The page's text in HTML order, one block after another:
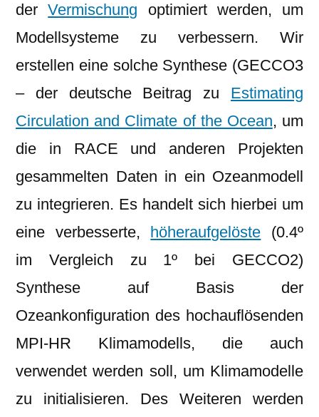
derVermischung optimiert werden, um
Modellsysteme zu verbessern. Wir
erstellen eine solche Synthese (GECCO3
– der deutsche Beitrag zu Estimating
Circulation and Climate of the Ocean, um
die in RACE und anderen Projekten
gesammelten Daten in ein Ozeanmodell
zu integrieren. Es handelt sich hierbei um
eine verbesserte, höheraufgelöste (0.4º
im Vergleich zu 1º bei GECCO2)
Synthese auf Basis der
Ozeankonfiguration des hochauflösenden
MPI-HR Klimamodells, die auch
verwendet werden soll, um Klimamodelle
zu initialisieren. Des Weiteren werden